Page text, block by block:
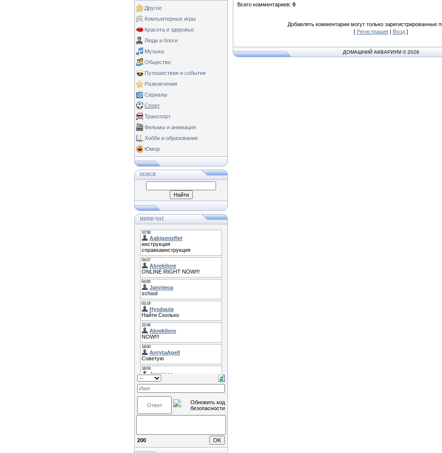
Другое
Компьютерные игры
Красота и здоровье
Люди и блоги
Музыка
Общество
Путешествия и события
Развлечения
Сериалы
Спорт
Транспорт
Фильмы и анимация
Хобби и образование
Юмор
ПОИСК
МИНИ-ЧАТ
200
Всего комментариев: 0
Добавлять комментарии могут только зарегистрированные
[ Регистрация | Вход ]
ДОМАШНИЙ АКВАРИУМ © 2026